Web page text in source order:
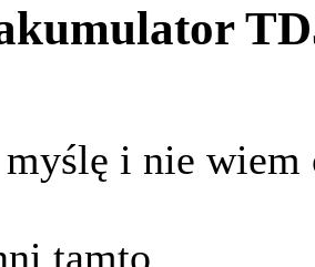
i nie wiem
tamto..